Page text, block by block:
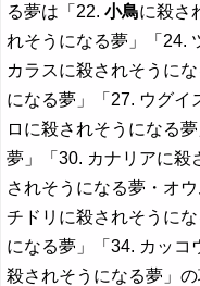
る夢は「22.小鳥に殺さ
れそうになる夢」「24.
カラスに殺されそうに
になる夢」「27. ウグイ
ロに殺されそうになる
夢」「30. カナリアに殺
されそうになる夢・オ
チドリに殺されそうに
になる夢」「34. カッコ
殺されそうになる夢」